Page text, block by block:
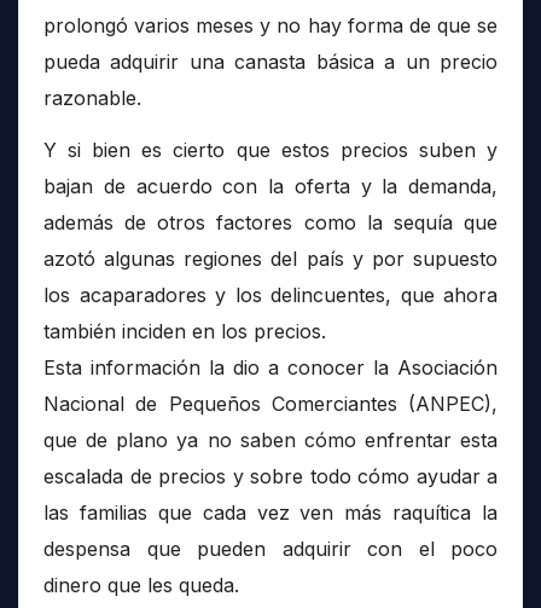
prolongó varios meses y no hay forma de que se
pueda adquirir una canasta básica a un precio
razonable.
Y si bien es cierto que estos precios suben y
bajan de acuerdo con la oferta y la demanda,
además de otros factores como la sequía que
azotó algunas regiones del país y por supuesto
los acaparadores y los delincuentes, que ahora
también inciden en los precios.
Esta información la dio a conocer la Asociación
Nacional de Pequeños Comerciantes (ANPEC),
que de plano ya no saben cómo enfrentar esta
escalada de precios y sobre todo cómo ayudar a
las familias que cada vez ven más raquítica la
despensa que pueden adquirir con el poco
dinero que les queda.